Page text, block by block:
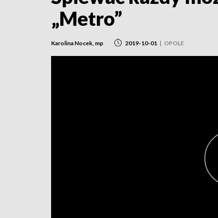
„Metro”
Karolina Nocek, mp 2019-10-01 | OPOLE